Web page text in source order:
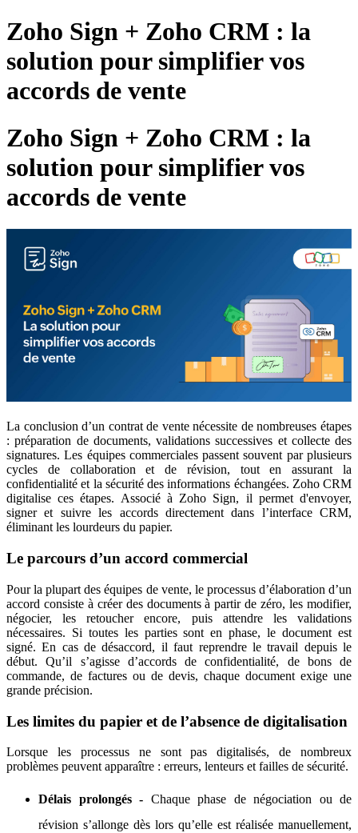
Zoho Sign + Zoho CRM : la
solution pour simplifier vos
accords de vente
Zoho Sign + Zoho CRM : la
solution pour simplifier vos
accords de vente
La conclusion d’un contrat de vente nécessite de nombreuses étapes
: préparation de documents, validations successives et collecte des
signatures. Les équipes commerciales passent souvent par plusieurs
cycles de collaboration et de révision, tout en assurant la
confidentialité et la sécurité des informations échangées. Zoho CRM
digitalise ces étapes. Associé à Zoho Sign, il permet d'envoyer,
signer et suivre les accords directement dans l’interface CRM,
éliminant les lourdeurs du papier.
Le parcours d’un accord commercial
Pour la plupart des équipes de vente, le processus d’élaboration d’un
accord consiste à créer des documents à partir de zéro, les modifier,
négocier, les retoucher encore, puis attendre les validations
nécessaires. Si toutes les parties sont en phase, le document est
signé. En cas de désaccord, il faut reprendre le travail depuis le
début. Qu’il s’agisse d’accords de confidentialité, de bons de
commande, de factures ou de devis, chaque document exige une
grande précision.
Les limites du papier et de l’absence de digitalisation
Lorsque les processus ne sont pas digitalisés, de nombreux
problèmes peuvent apparaître : erreurs, lenteurs et failles de sécurité.
Délais prolongés - Chaque phase de négociation ou de
révision s’allonge dès lors qu’elle est réalisée manuellement,